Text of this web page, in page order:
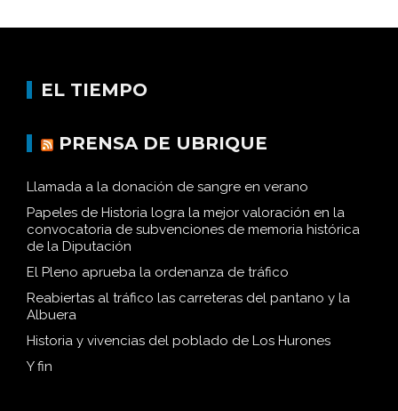
EL TIEMPO
PRENSA DE UBRIQUE
Llamada a la donación de sangre en verano
Papeles de Historia logra la mejor valoración en la
convocatoria de subvenciones de memoria histórica
de la Diputación
El Pleno aprueba la ordenanza de tráfico
Reabiertas al tráfico las carreteras del pantano y la
Albuera
Historia y vivencias del poblado de Los Hurones
Y fin